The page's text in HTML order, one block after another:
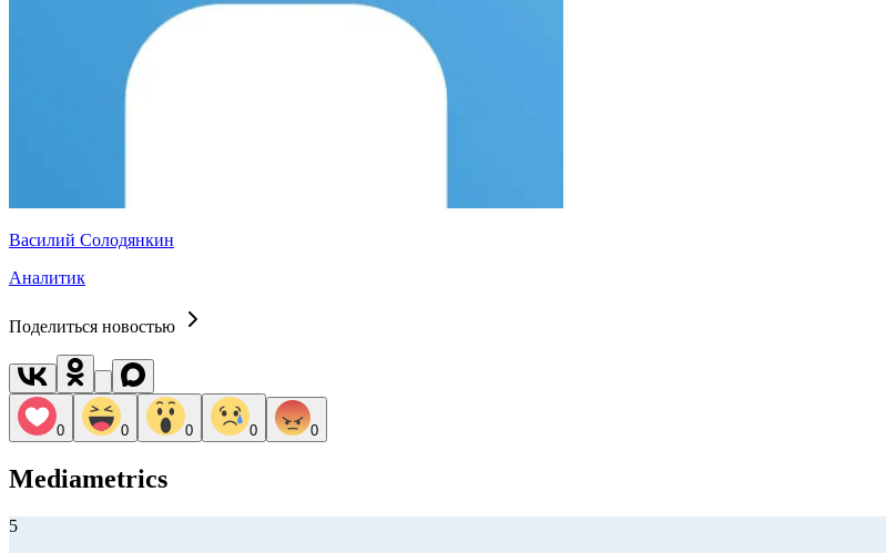
Василий Солодянкин
Аналитик
Поделиться новостью
0 0 0 0 0
Mediametrics
5